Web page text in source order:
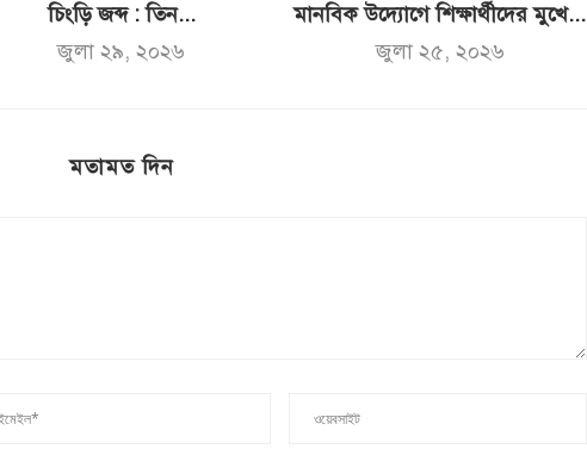
চিংড়ি জব্দ : তিন...
জুলা ২৯, ২০২৬
মানবিক উদ্যোগে শিক্ষার্থীদের মুখে...
জুলা ২৫, ২০২৬
মতামত দিন